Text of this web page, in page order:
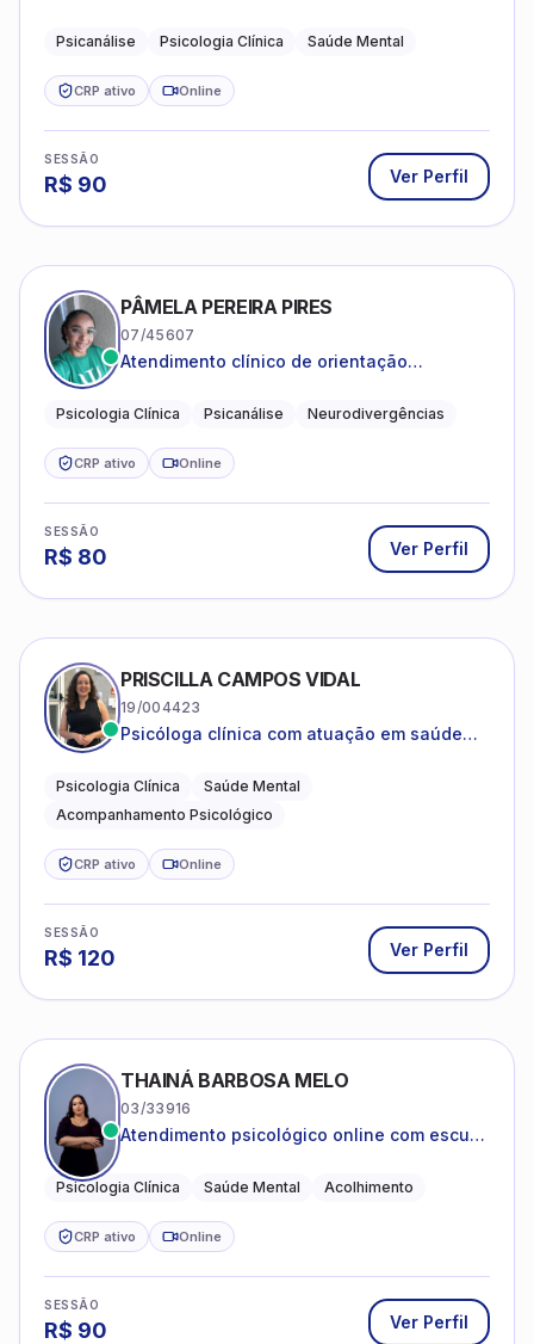
Psicanálise Psicologia Clínica Saúde Mental
CRP ativo Online
SESSÃO
R$ 90 Ver Perfil
PÂMELA PEREIRA PIRES
07/45607
Atendimento clínico de orientação
crianças neurotípicas
Psicologia Clínica Psicanálise Neurodivergências
CRP ativo Online
SESSÃO
R$ 80 Ver Perfil
PRISCILLA CAMPOS VIDAL
19/004423
Psicóloga clínica com atuação em saúde
Psicologia Clínica
Saúde Mental
Acompanhamento Psicológico
CRP ativo Online
SESSÃO
R$ 120 Ver Perfil
THAINÁ BARBOSA MELO
03/33916
Atendimento psicológico online com escuta
emocional
Psicologia Clínica Saúde Mental Acolhimento
CRP ativo Online
SESSÃO
R$ 90 Ver Perfil